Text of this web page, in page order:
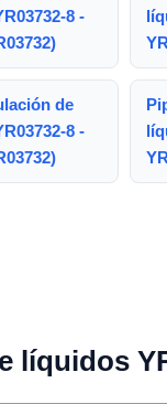
8 -
de
8 -